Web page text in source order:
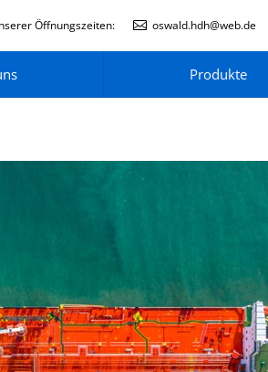
Öffnungszeiten: oswald.hdh@web.de
Produkte